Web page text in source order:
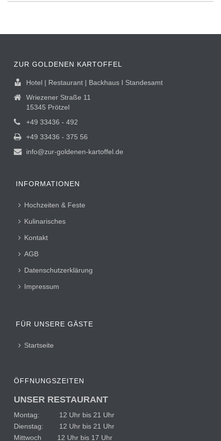
ZUR GOLDENEN KARTOFFEL
Hotel | Restaurant | Backhaus I Standesamt
Wriezener Straße 11
15345 Prötzel
+49 33436 - 492
+49 33436 - 375 56
info@zur-goldenen-kartoffel.de
INFORMATIONEN
Hochzeiten & Feste
Kulinarisches
Kontakt
AGB
Datenschutzerklärung
Impressum
FÜR UNSERE GÄSTE
Startseite
ÖFFNUNGSZEITEN
UNSER RESTAURANT
Montag: 12 Uhr bis 21 Uhr
Dienstag: 12 Uhr bis 21 Uhr
Mittwoch 12 Uhr bis 17 Uhr